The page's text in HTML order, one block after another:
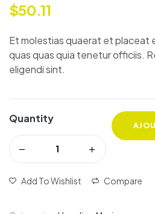
notations
client
$50.11
Et molestias quaerat et placeat
quas quas quia tenetur officiis.
eligendi sint.
Quantity
Add To Wishlist Compare